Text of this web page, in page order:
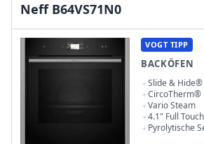
Neff B64VS71N0
VOGT TIPP
BACKÖFEN
Slide & Hide®
CircoTherm®
Vario Steam
4.1" Full
Pyrolytische